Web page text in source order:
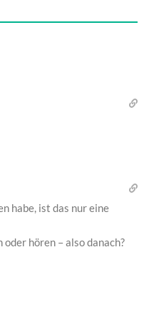
habe, ist das nur eine
hören – also danach?